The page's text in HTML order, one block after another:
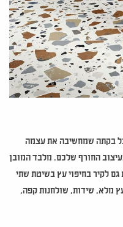
בקתה שמחשיבה את עצמה
החורף שלכם. מלבד המובן
לקיר בחיפוי עץ בשיטת שתי
מלא, שידות, שולחנות קפה,